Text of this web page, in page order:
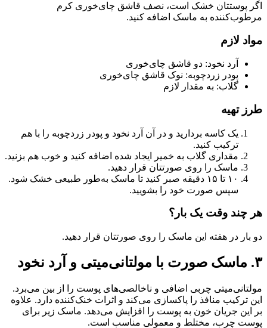
اگر پوستتان خشک است، نصف قاشق چای‌خوری کرم
مرطوب‌کننده به ماسک اضافه کنید‌.
مواد لازم
آرد نخود: دو قاشق چای‌خوری
پودر زردچوبه: نوک قاشق چای‌خوری
گلاب: به مقدار لازم
طرز تهیه
یک کاسه بردارید و در آن آرد نخود و پودر زردچوبه را با هم
ترکیب کنید.
مقداری گلاب به خمیر ایجاد شده اضافه کنید و خوب هم بزنید.
ماسک را روی صورتتان قرار دهید.
۱۰ تا ۱۵ دقیقه صبر کنید تا ماسک به‌طور طبیعی خشک شود.
سپس صورت خود را بشویید.
هر چند وقت یک بار؟
دو بار در هفته این ماسک را روی صورتتان قرار دهید.
۳. ماسک صورت با مولتانی‌میتی و آرد نخود
مولتانی‌میتی چربی اضافی و ناخالصی‌های پوست را از بین می‌برد.
این ترکیب منافذ را پاکسازی می‌کند و اثرات خنک‌کننده دارد. علاوه
بر این جریان خون به پوست را افزایش می‌دهد. ماسک زیر برای
پوست چرب، مختلط و معمولی مناسب است‌.